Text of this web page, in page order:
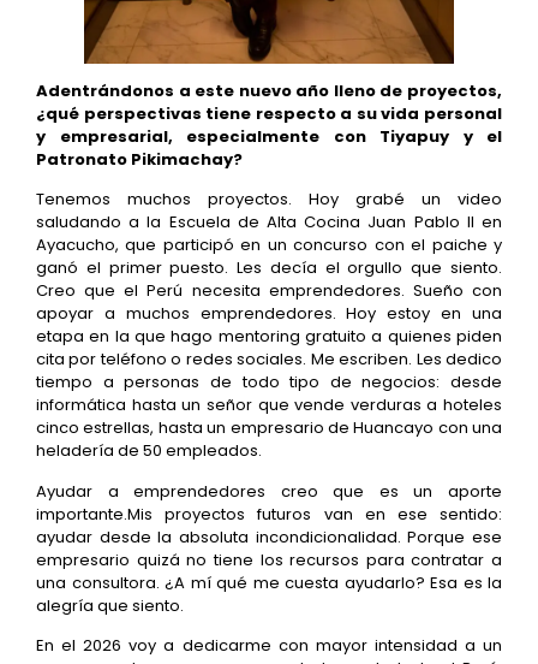
Adentrándonos a este nuevo año lleno de proyectos,
¿qué perspectivas tiene respecto a su vida personal
y empresarial, especialmente con Tiyapuy y el
Patronato Pikimachay?
Tenemos muchos proyectos. Hoy grabé un video
saludando a la Escuela de Alta Cocina Juan Pablo II en
Ayacucho, que participó en un concurso con el paiche y
ganó el primer puesto. Les decía el orgullo que siento.
Creo que el Perú necesita emprendedores. Sueño con
apoyar a muchos emprendedores. Hoy estoy en una
etapa en la que hago mentoring gratuito a quienes piden
cita por teléfono o redes sociales. Me escriben. Les dedico
tiempo a personas de todo tipo de negocios: desde
informática hasta un señor que vende verduras a hoteles
cinco estrellas, hasta un empresario de Huancayo con una
heladería de 50 empleados.
Ayudar a emprendedores creo que es un aporte
importante.Mis proyectos futuros van en ese sentido:
ayudar desde la absoluta incondicionalidad. Porque ese
empresario quizá no tiene los recursos para contratar a
una consultora. ¿A mí qué me cuesta ayudarlo? Esa es la
alegría que siento.
En el 2026 voy a dedicarme con mayor intensidad a un